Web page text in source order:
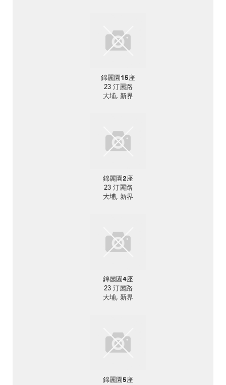
錦麗園15座
23 汀麗路
大埔, 新界
錦麗園2座
23 汀麗路
大埔, 新界
錦麗園4座
23 汀麗路
大埔, 新界
錦麗園5座